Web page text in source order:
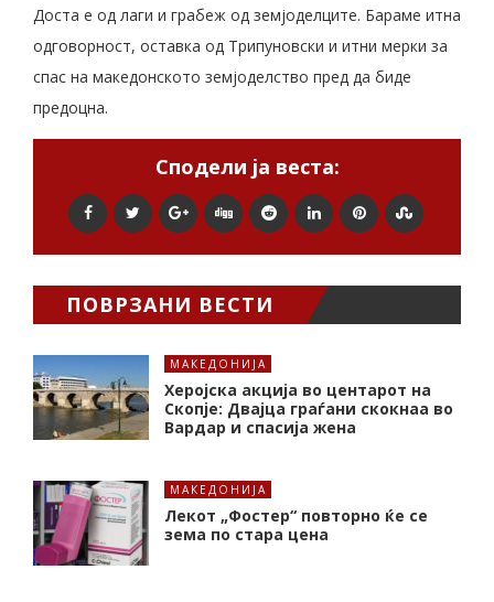
Доста е од лаги и грабеж од земјоделците. Бараме итна
одговорност, оставка од Трипуновски и итни мерки за
спас на македонското земјоделство пред да биде
предоцна.
Сподели ја веста:
ПОВРЗАНИ ВЕСТИ
МАКЕДОНИЈА
Херојска акција во центарот на
Скопје: Двајца граѓани скокнаа во
Вардар и спасија жена
МАКЕДОНИЈА
Лекот „Фостер“ повторно ќе се
зема по стара цена